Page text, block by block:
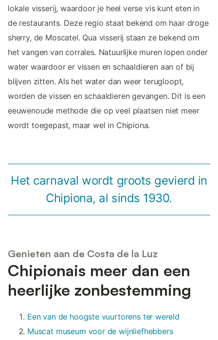
lokale visserij, waardoor je heel verse vis kunt eten in
de restaurants. Deze regio staat bekend om haar droge
sherry, de Moscatel. Qua visserij staan ze bekend om
het vangen van corrales. Natuurlijke muren lopen onder
water waardoor er vissen en schaaldieren aan of bij
blijven zitten. Als het water dan weer terugloopt,
worden de vissen en schaaldieren gevangen. Dit is een
eeuwenoude methode die op veel plaatsen niet meer
wordt toegepast, maar wel in Chipiona.
Het carnaval wordt groots gevierd in
Chipiona, al sinds 1930.
Genieten aan de Costa de la Luz
Chipionais meer dan een
heerlijke zonbestemming
Een van de hoogste vuurtorens ter wereld
Muscat museum voor de wijnliefhebbers